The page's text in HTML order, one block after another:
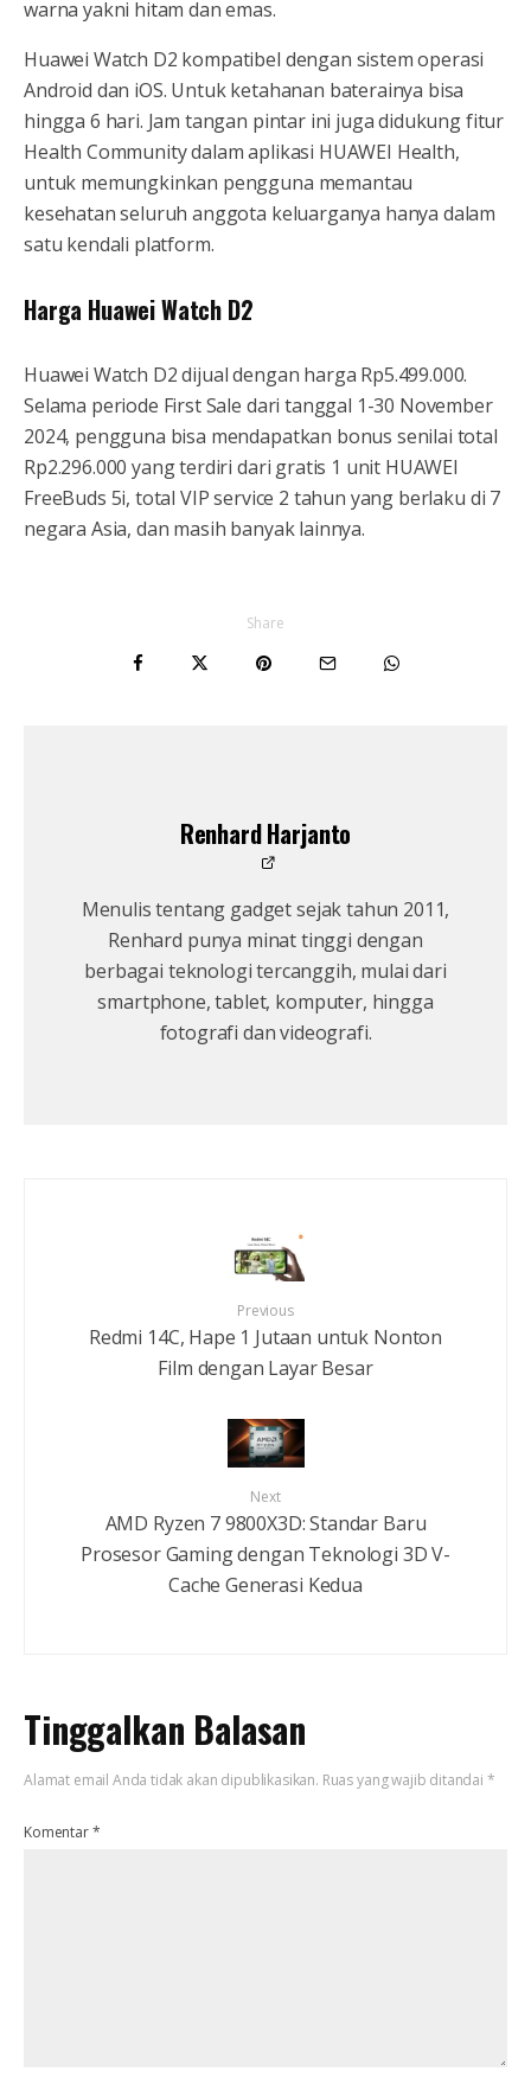
warna yakni hitam dan emas.
Huawei Watch D2 kompatibel dengan sistem operasi
Android dan iOS. Untuk ketahanan baterainya bisa
hingga 6 hari. Jam tangan pintar ini juga didukung fitur
Health Community dalam aplikasi HUAWEI Health,
untuk memungkinkan pengguna memantau
kesehatan seluruh anggota keluarganya hanya dalam
satu kendali platform.
Harga Huawei Watch D2
Huawei Watch D2 dijual dengan harga Rp5.499.000.
Selama periode First Sale dari tanggal 1-30 November
2024, pengguna bisa mendapatkan bonus senilai total
Rp2.296.000 yang terdiri dari gratis 1 unit HUAWEI
FreeBuds 5i, total VIP service 2 tahun yang berlaku di 7
negara Asia, dan masih banyak lainnya.
Share
Renhard Harjanto
Menulis tentang gadget sejak tahun 2011,
Renhard punya minat tinggi dengan
berbagai teknologi tercanggih, mulai dari
smartphone, tablet, komputer, hingga
fotografi dan videografi.
Previous
Redmi 14C, Hape 1 Jutaan untuk Nonton
Film dengan Layar Besar
Next
AMD Ryzen 7 9800X3D: Standar Baru
Prosesor Gaming dengan Teknologi 3D V-
Cache Generasi Kedua
Tinggalkan Balasan
Alamat email Anda tidak akan dipublikasikan. Ruas yang wajib ditandai *
Komentar*